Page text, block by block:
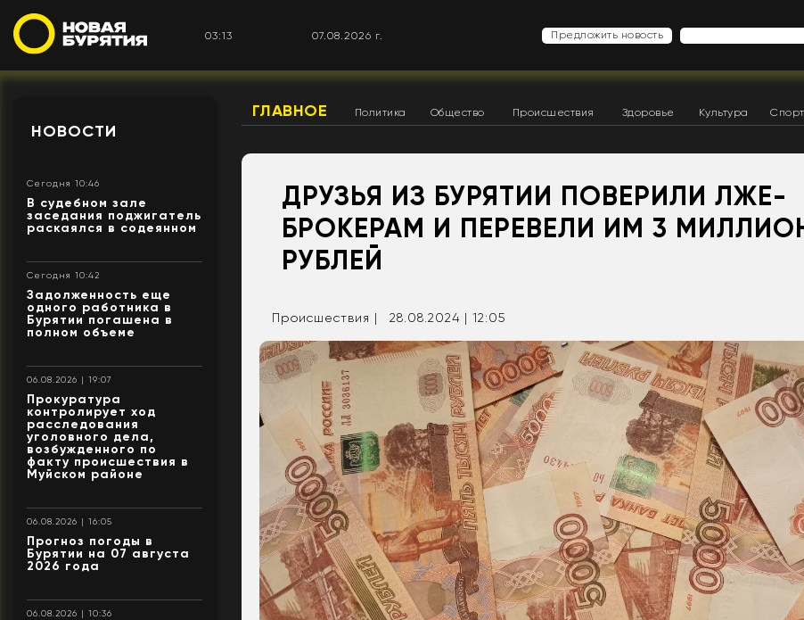
03:13 07.08.2026 г. Предложить новость
НОВОСТИ
Сегодня 10:46
В судебном зале
заседания поджигатель
раскаялся в содеянном
Сегодня 10:42
Задолженность еще
одного работника в
Бурятии погашена в
полном объеме
06.08.2026 | 19:07
Прокуратура
контролирует ход
расследования
уголовного дела,
возбужденного по
факту происшествия в
Муйском районе
06.08.2026 | 16:05
Прогноз погоды в
Бурятии на 07 августа
2026 года
06.08.2026 | 10:36
ГЛАВНОЕ Политика Общество Происшествия Здоровье Культура Спорт
ДРУЗЬЯ ИЗ БУРЯТИИ ПОВЕРИЛИ ЛЖЕ-
БРОКЕРАМ И ПЕРЕВЕЛИ ИМ 3
РУБЛЕЙ
Происшествия | 28.08.2024 | 12:05